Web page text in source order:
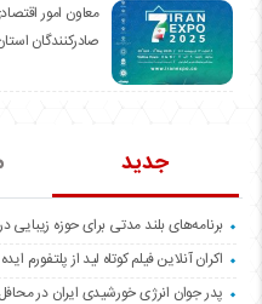
معاون امور
صادرکنندگان
جدید
برنامه‌های بلند مدتی برای حوزه زیبایی
اکران آنلاین فیلم کوتاه لید از پلتفورم
پدر جوان انرژی خورشیدی ایران در